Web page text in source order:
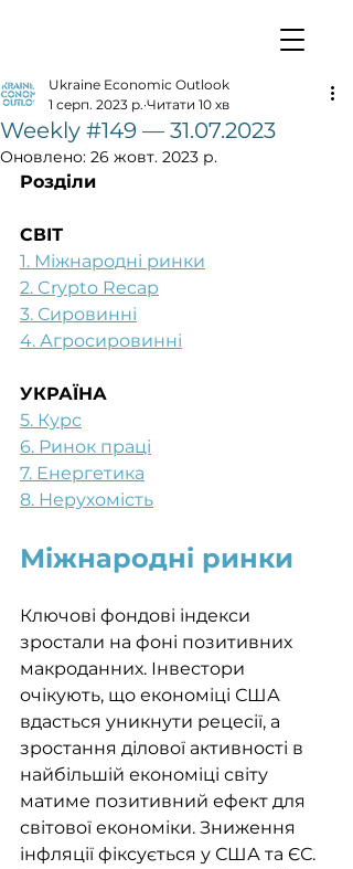
Weekly #149 — 31.07.2023
Ukraine Economic Outlook
1 серп. 2023 р. Читати 10 хв
Оновлено: 26 жовт. 2023 р.
Розділи
СВІТ
1. Міжнародні ринки
2. Crypto Recap
3. Сировинні
4. Агросировинні
УКРАЇНА
5. Курс
6. Ринок праці
7. Енергетика
8. Нерухомість
Міжнародні ринки
Ключові фондові індекси
зростали на фоні позитивних
макроданних. Інвестори
очікують, що економіці США
вдасться уникнути рецесії, а
зростання ділової активності в
найбільшій економіці світу
матиме позитивний ефект для
світової економіки. Зниження
інфляції фіксується у США та ЄС.